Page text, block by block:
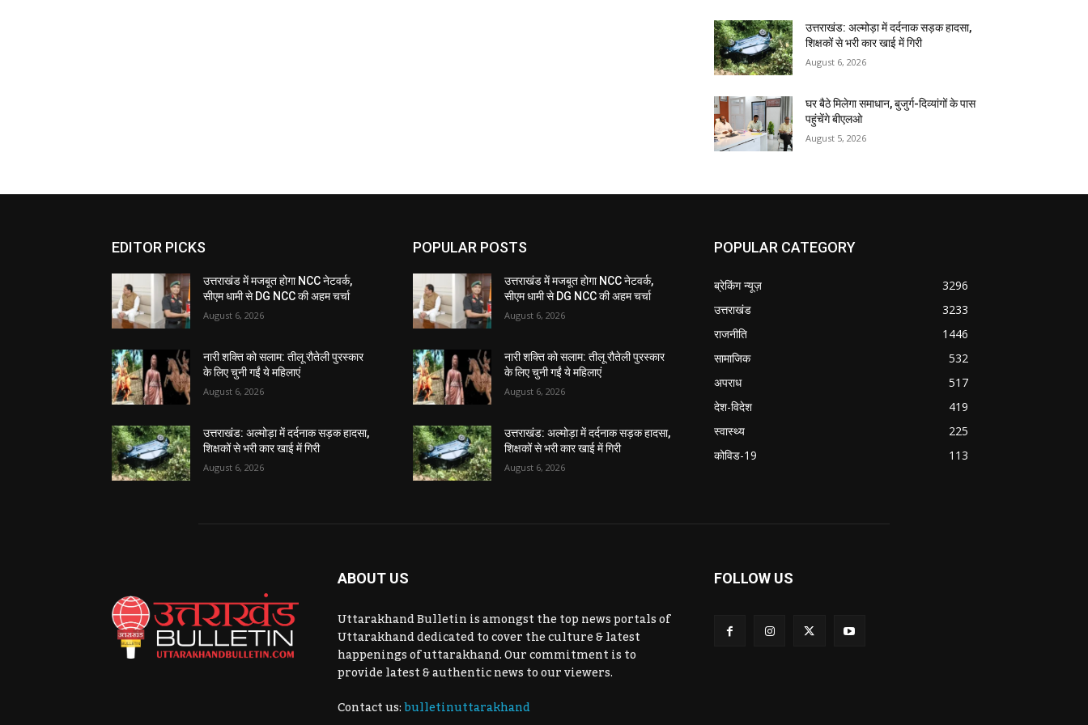
उत्तराखंड: अल्मोड़ा में दर्दनाक सड़क हादसा,
शिक्षकों से भरी कार खाई में गिरी
August 6, 2026
घर बैठे मिलेगा समाधान, बुजुर्ग-दिव्यांगों के पास
पहुंचेंगे बीएलओ
August 5, 2026
EDITOR PICKS
उत्तराखंड में मजबूत होगा NCC नेटवर्क,
सीएम धामी से DG NCC की अहम चर्चा
August 6, 2026
नारी शक्ति को सलाम: तीलू रौतेली पुरस्कार
के लिए चुनी गईं ये महिलाएं
August 6, 2026
उत्तराखंड: अल्मोड़ा में दर्दनाक सड़क हादसा,
शिक्षकों से भरी कार खाई में गिरी
August 6, 2026
POPULAR POSTS
उत्तराखंड में मजबूत होगा NCC नेटवर्क,
सीएम धामी से DG NCC की अहम चर्चा
August 6, 2026
नारी शक्ति को सलाम: तीलू रौतेली पुरस्कार
के लिए चुनी गईं ये महिलाएं
August 6, 2026
उत्तराखंड: अल्मोड़ा में दर्दनाक सड़क हादसा,
शिक्षकों से भरी कार खाई में गिरी
August 6, 2026
POPULAR CATEGORY
ब्रेकिंग न्यूज़
3296
उत्तराखंड
3233
राजनीति
1446
सामाजिक
532
अपराध
517
देश-विदेश
419
स्वास्थ्य
225
कोविड-19
113
ABOUT US
Uttarakhand Bulletin is amongst the top news portals of
Uttarakhand dedicated to cover the culture & latest
happenings of uttarakhand. Our commitment is to
provide latest & authentic news to our viewers.
Contact us:bulletinuttarakhand
FOLLOW US